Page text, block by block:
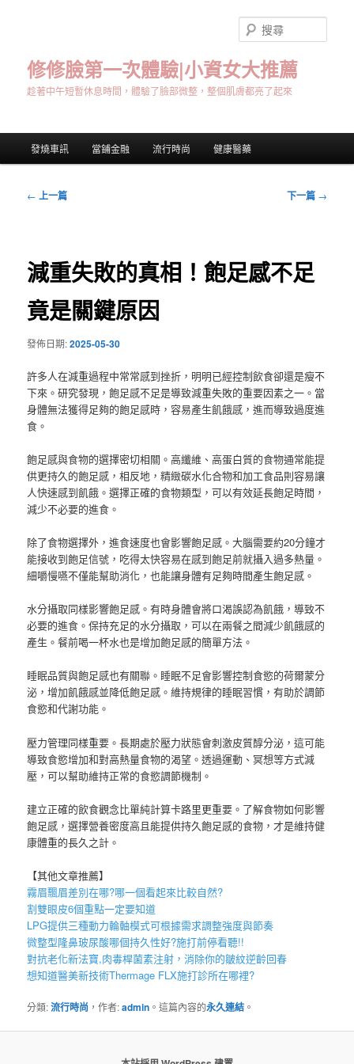
修修臉第一次體驗|小資女大推薦
趁著中午短暫休息時間，體驗了臉部微整，整個肌膚都亮了起來
尋
發燒車訊 當鋪金融 流行時尚 健康醫藥
文
← 上一篇 下一篇 →
減重失敗的真相！飽足感不足
竟是關鍵原因
發佈日期:2025-05-30
許多人在減重過程中常常感到挫折，明明已經控制飲食卻還是瘦不
下來。研究發現，飽足感不足是導致減重失敗的重要因素之一。當
身體無法獲得足夠的飽足感時，容易產生飢餓感，進而導致過度進
食。
飽足感與食物的選擇密切相關。高纖維、高蛋白質的食物通常能提
供更持久的飽足感，相反地，精緻碳水化合物和加工食品則容易讓
人快速感到飢餓。選擇正確的食物類型，可以有效延長飽足時間，
減少不必要的進食。
除了食物選擇外，進食速度也會影響飽足感。大腦需要約20分鐘才
能接收到飽足信號，吃得太快容易在感到飽足前就攝入過多熱量。
細嚼慢嚥不僅能幫助消化，也能讓身體有足夠時間產生飽足感。
水分攝取同樣影響飽足感。有時身體會將口渴誤認為飢餓，導致不
必要的進食。保持充足的水分攝取，可以在兩餐之間減少飢餓感的
產生。餐前喝一杯水也是增加飽足感的簡單方法。
睡眠品質與飽足感也有關聯。睡眠不足會影響控制食慾的荷爾蒙分
泌，增加飢餓感並降低飽足感。維持規律的睡眠習慣，有助於調節
食慾和代謝功能。
壓力管理同樣重要。長期處於壓力狀態會刺激皮質醇分泌，這可能
導致食慾增加和對高熱量食物的渴望。透過運動、冥想等方式減
壓，可以幫助維持正常的食慾調節機制。
建立正確的飲食觀念比單純計算卡路里更重要。了解食物如何影響
飽足感，選擇營養密度高且能提供持久飽足感的食物，才是維持健
康體重的長久之計。
【其他文章推薦】
霧眉飄眉差別在哪?哪一個看起來比較自然?
割雙眼皮6個重點一定要知道
LPG提供三種動力輪軸模式可根據需求調整強度與節奏
微整型隆鼻玻尿酸哪個持久性好?施打前停看聽!!
對抗老化新法寶,肉毒桿菌素注射，消除你的皺紋逆齡回春
想知道醫美新技術Thermage FLX施打診所在哪裡?
分類:流行時尚 ，作者:admin 。這篇內容的永久連結 。